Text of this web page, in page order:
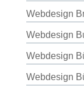
Webdesign
Webdesign
Webdesign
Webdesign